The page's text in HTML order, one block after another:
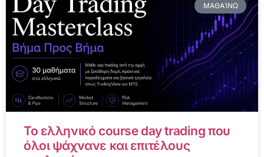
ΜΑΘΑΊΝΩ
Το ελληνικό course day trading που
όλοι ψάχνανε και επιτέλους